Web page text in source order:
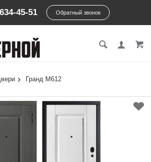
45-51 Обратный звонок
Гранд М612